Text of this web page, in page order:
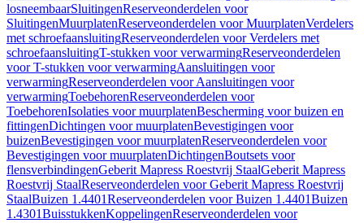
losneembaarSluitingenReserveonderdelen voor
SluitingenMuurplatenReserveonderdelen voor MuurplatenVerdelers
met schroefaansluitingReserveonderdelen voor Verdelers met
schroefaansluitingT-stukken voor verwarmingReserveonderdelen
voor T-stukken voor verwarmingAansluitingen voor
verwarmingReserveonderdelen voor Aansluitingen voor
verwarmingToebehorenReserveonderdelen voor
ToebehorenIsolaties voor muurplatenBescherming voor buizen en
fittingenDichtingen voor muurplatenBevestigingen voor
buizenBevestigingen voor muurplatenReserveonderdelen voor
Bevestigingen voor muurplatenDichtingenBoutsets voor
flensverbindingenGeberit Mapress Roestvrij StaalGeberit Mapress
Roestvrij StaalReserveonderdelen voor Geberit Mapress Roestvrij
StaalBuizen 1.4401Reserveonderdelen voor Buizen 1.4401Buizen
1.4301BuisstukkenKoppelingenReserveonderdelen voor